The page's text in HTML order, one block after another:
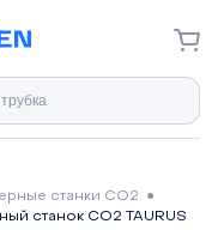
станки CO2 ●
станок СО2 TAURUS